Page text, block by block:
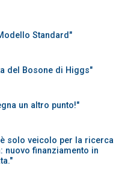
Standard"
del Bosone di Higgs"
un altro punto!"
solo veicolo per la ricerca
nuovo finanziamento in